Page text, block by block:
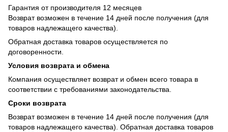
Гарантия от производителя 12 месяцев
Возврат возможен в течение 14 дней после получения (для
товаров надлежащего качества).
Обратная доставка товаров осуществляется по
договоренности.
Условия возврата и обмена
Компания осуществляет возврат и обмен всего товара в
соответствии с требованиями законодательства.
Сроки возврата
Возврат возможен в течение 14 дней после получения (для
товаров надлежащего качества). Обратная доставка товаров